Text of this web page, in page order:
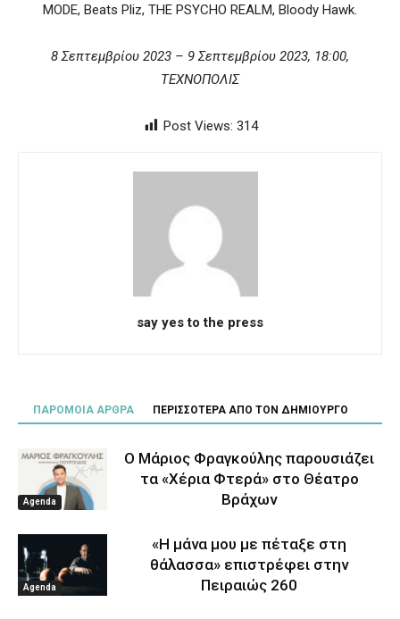
MODE, Beats Pliz, THE PSYCHO REALM, Bloody Hawk.
8 Σεπτεμβρίου 2023 – 9 Σεπτεμβρίου 2023, 18:00,
ΤΕΧΝΟΠΟΛΙΣ
Post Views: 314
say yes to the press
ΠΑΡΟΜΟΙΑ ΑΡΘΡΑ ΠΕΡΙΣΣΟΤΕΡΑ ΑΠΟ ΤΟΝ ΔΗΜΙΟΥΡΓΟ
Agenda
Ο Μάριος Φραγκούλης παρουσιάζει
τα «Χέρια Φτερά» στο Θέατρο
Βράχων
Agenda
«Η μάνα μου με πέταξε στη
θάλασσα» επιστρέφει στην
Πειραιώς 260